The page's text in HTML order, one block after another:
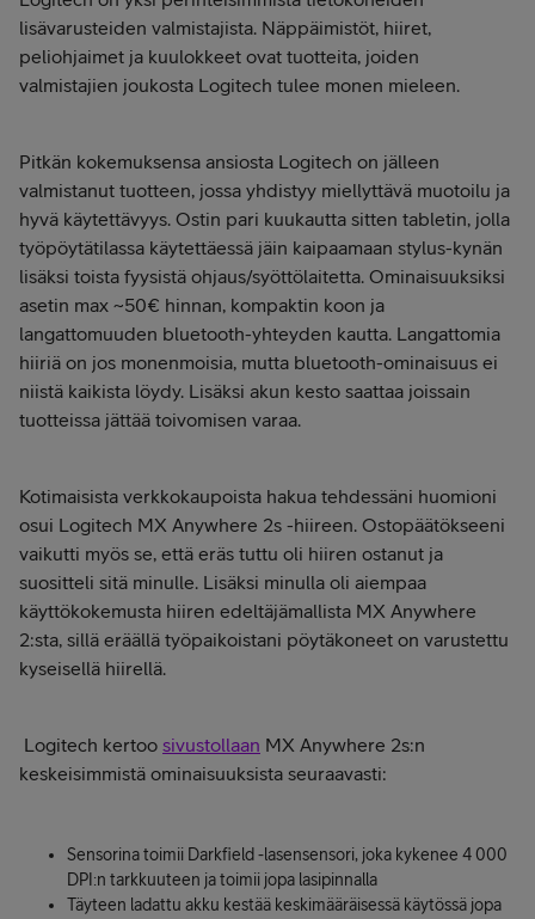
lisävarusteiden valmistajista. Näppäimistöt, hiiret,
peliohjaimet ja kuulokkeet ovat tuotteita, joiden
valmistajien joukosta Logitech tulee monen mieleen.
Pitkän kokemuksensa ansiosta Logitech on jälleen
valmistanut tuotteen, jossa yhdistyy miellyttävä muotoilu ja
hyvä käytettävyys. Ostin pari kuukautta sitten tabletin, jolla
työpöytätilassa käytettäessä jäin kaipaamaan stylus-kynän
lisäksi toista fyysistä ohjaus/syöttölaitetta. Ominaisuuksiksi
asetin max ~50€ hinnan, kompaktin koon ja
langattomuuden bluetooth-yhteyden kautta. Langattomia
hiiriä on jos monenmoisia, mutta bluetooth-ominaisuus ei
niistä kaikista löydy. Lisäksi akun kesto saattaa joissain
tuotteissa jättää toivomisen varaa.
Kotimaisista verkkokaupoista hakua tehdessäni huomioni
osui Logitech MX Anywhere 2s -hiireen. Ostopäätökseeni
vaikutti myös se, että eräs tuttu oli hiiren ostanut ja
suositteli sitä minulle. Lisäksi minulla oli aiempaa
käyttökokemusta hiiren edeltäjämallista MX Anywhere
2:sta, sillä eräällä työpaikoistani pöytäkoneet on varustettu
kyseisellä hiirellä.
Logitech kertoo sivustollaan MX Anywhere 2s:n
keskeisimmistä ominaisuuksista seuraavasti:
Sensorina toimii Darkfield -lasensensori, joka kykenee 4 000
DPI:n tarkkuuteen ja toimii jopa lasipinnalla
Täyteen ladattu akku kestää keskimääräisessä käytössä jopa